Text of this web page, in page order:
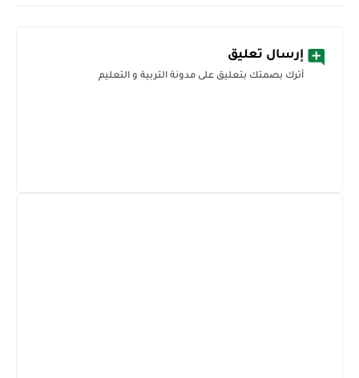
إرسال تعليق
أترك بصمتك بتعليق على مدونة التربية و التعليم